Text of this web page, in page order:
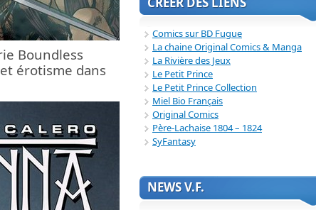
Boundless
érotisme dans
Comics sur BD Fugue
La chaine Original Comics & Manga
La Rivière des Jeux
Le Petit Prince
Le Petit Prince Collection
Miel Bio Français
Original Comics
Père-Lachaise 1804 – 1824
SyFantasy
NEWS V.F.